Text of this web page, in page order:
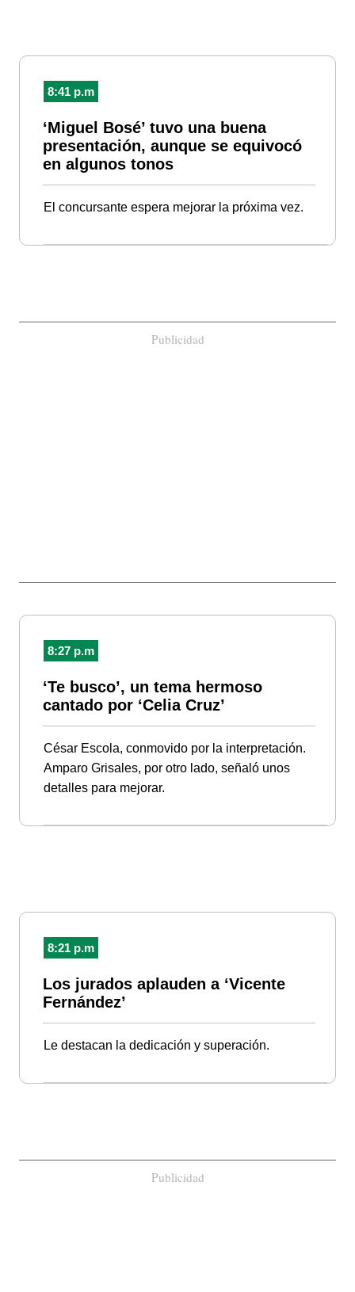
8:41 p.m
‘Miguel Bosé’ tuvo una buena
presentación, aunque se equivocó
en algunos tonos
El concursante espera mejorar la próxima vez.
Publicidad
8:27 p.m
‘Te busco’, un tema hermoso
cantado por ‘Celia Cruz’
César Escola, conmovido por la interpretación.
Amparo Grisales, por otro lado, señaló unos
detalles para mejorar.
8:21 p.m
Los jurados aplauden a ‘Vicente
Fernández’
Le destacan la dedicación y superación.
Publicidad